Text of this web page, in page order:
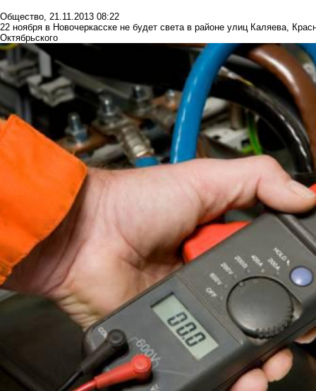
Общество, 21.11.2013 08:22
22 ноября в Новочеркасске не будет света в районе улиц Каляева,
Октябрьского